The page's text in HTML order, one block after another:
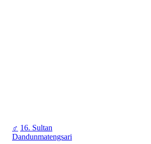
♂ 16. Sultan
Dandunmatengsari